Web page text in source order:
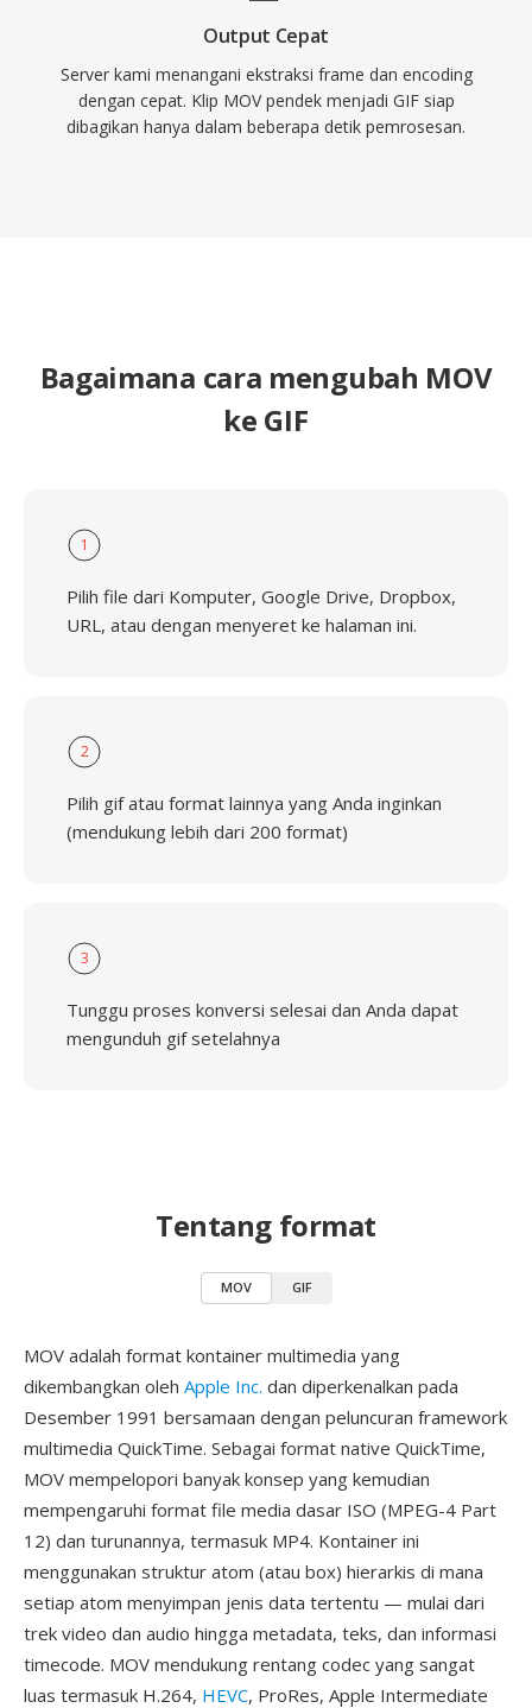
Output Cepat
Server kami menangani ekstraksi frame dan encoding
dengan cepat. Klip MOV pendek menjadi GIF siap
dibagikan hanya dalam beberapa detik pemrosesan.
Bagaimana cara mengubah MOV
ke GIF
1
Pilih file dari Komputer, Google Drive, Dropbox,
URL, atau dengan menyeret ke halaman ini.
2
Pilih gif atau format lainnya yang Anda inginkan
(mendukung lebih dari 200 format)
3
Tunggu proses konversi selesai dan Anda dapat
mengunduh gif setelahnya
Tentang format
MOV GIF
MOV adalah format kontainer multimedia yang
dikembangkan oleh Apple Inc. dan diperkenalkan pada
Desember 1991 bersamaan dengan peluncuran framework
multimedia QuickTime. Sebagai format native QuickTime,
MOV mempelopori banyak konsep yang kemudian
mempengaruhi format file media dasar ISO (MPEG-4 Part
12) dan turunannya, termasuk MP4. Kontainer ini
menggunakan struktur atom (atau box) hierarkis di mana
setiap atom menyimpan jenis data tertentu — mulai dari
trek video dan audio hingga metadata, teks, dan informasi
timecode. MOV mendukung rentang codec yang sangat
luas termasuk H.264, HEVC, ProRes, Apple Intermediate